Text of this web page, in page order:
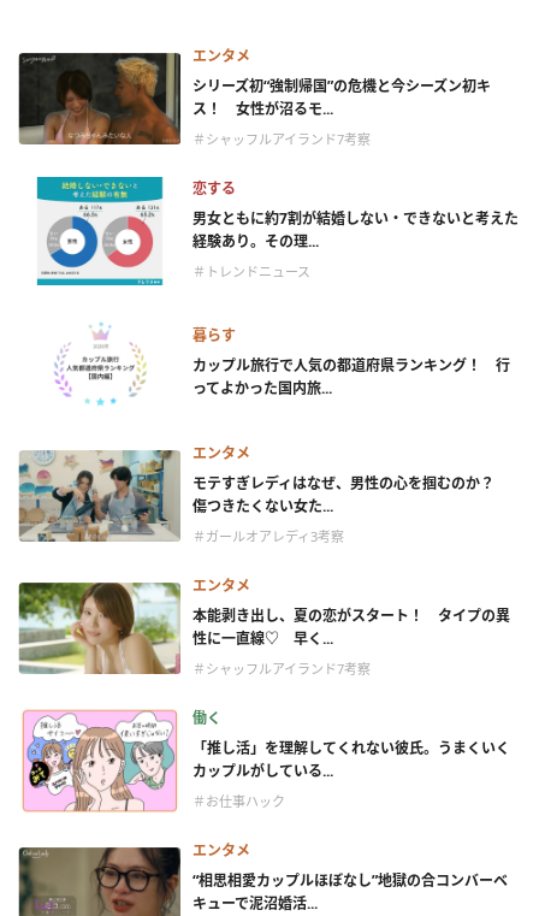
エンタメ
シリーズ初“強制帰国”の危機と今シーズン初キ
ス！ 女性が沼るモ...
＃シャッフルアイランド7考察
恋する
男女ともに約7割が結婚しない・できないと考えた
経験あり。その理...
＃トレンドニュース
暮らす
カップル旅行で人気の都道府県ランキング！ 行
ってよかった国内旅...
エンタメ
モテすぎレディはなぜ、男性の心を掴むのか？
傷つきたくない女た...
＃ガールオアレディ3考察
エンタメ
本能剥き出し、夏の恋がスタート！ タイプの異
性に一直線♡ 早く...
＃シャッフルアイランド7考察
働く
「推し活」を理解してくれない彼氏。うまくいく
カップルがしている...
＃お仕事ハック
エンタメ
“相思相愛カップルほぼなし”地獄の合コンバーベ
キューで泥沼婚活...